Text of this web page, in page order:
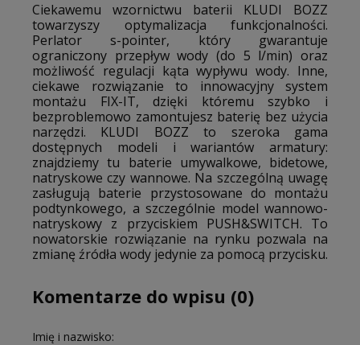
Ciekawemu wzornictwu baterii KLUDI BOZZ
towarzyszy optymalizacja funkcjonalności.
Perlators-pointer, który gwarantuje
ograniczony przepływ wody (do 5 l/min) oraz
możliwość regulacji kąta wypływu wody. Inne,
ciekawe rozwiązanie to innowacyjny system
montażu FIX-IT, dzięki któremu szybko i
bezproblemowo zamontujesz baterię bez użycia
narzędzi. KLUDI BOZZ to szeroka gama
dostępnych modeli i wariantów armatury:
znajdziemy tu baterie umywalkowe, bidetowe,
natryskowe czy wannowe. Na szczególną uwagę
zasługują baterie przystosowane do montażu
podtynkowego, a szczególnie model wannowo-
natryskowy z przyciskiem PUSH&SWITCH. To
nowatorskie rozwiązanie na rynku pozwala na
zmianę źródła wody jedynie za pomocą przycisku.
Komentarze do wpisu (0)
Imię i nazwisko: